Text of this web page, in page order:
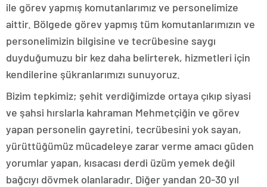
ile görev yapmış komutanlarımız ve personelimize
aittir. Bölgede görev yapmış tüm komutanlarımızın ve
personelimizin bilgisine ve tecrübesine saygı
duyduğumuzu bir kez daha belirterek, hizmetleri için
kendilerine şükranlarımızı sunuyoruz.
Bizim tepkimiz; şehit verdiğimizde ortaya çıkıp siyasi
ve şahsi hırslarla kahraman Mehmetçiğin ve görev
yapan personelin gayretini, tecrübesini yok sayan,
yürüttüğümüz mücadeleye zarar verme amacı güden
yorumlar yapan, kısacası derdi üzüm yemek değil
bağcıyı dövmek olanlaradır. Diğer yandan 20-30 yıl